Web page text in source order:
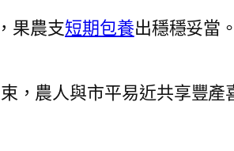
果農支短期包養出穩穩妥當
，農人與市平易近共享豐